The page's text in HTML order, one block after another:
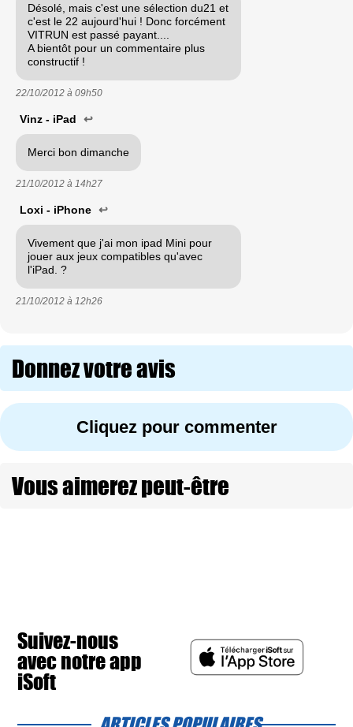
Désolé, mais c'est une sélection du21 et
c'est le 22 aujourd'hui ! Donc forcément
VITRUN est passé payant....
A bientôt pour un commentaire plus
constructif !
22/10/2012 à 09h50
Vinz - iPad ↩
Merci bon dimanche
21/10/2012 à 14h27
Loxi - iPhone ↩
Vivement que j'ai mon ipad Mini pour
jouer aux jeux compatibles qu'avec
l'iPad. ?
21/10/2012 à 12h26
Donnez votre avis
Cliquez pour commenter
Vous aimerez peut-être
Suivez-nous
avec notre app
iSoft